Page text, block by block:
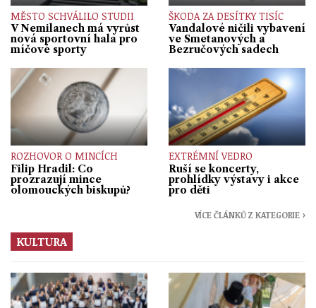
MĚSTO SCHVÁLILO STUDII
V Nemilanech má vyrůst
nová sportovní hala pro
míčové sporty
ŠKODA ZA DESÍTKY TISÍC
Vandalové ničili vybavení
ve Smetanových a
Bezručových sadech
ROZHOVOR O MINCÍCH
Filip Hradil: Co
prozrazují mince
olomouckých biskupů?
EXTRÉMNÍ VEDRO
Ruší se koncerty,
prohlídky výstavy i akce
pro děti
VÍCE ČLÁNKŮ Z KATEGORIE ›
KULTURA